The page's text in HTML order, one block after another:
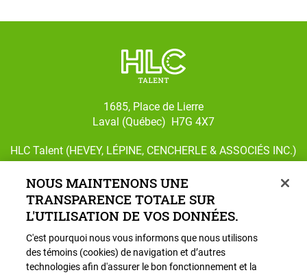
1685, Place de Lierre
Laval (Québec) H7G 4X7
HLC Talent (HEVEY, LÉPINE, CENCHERLE & ASSOCIÉS INC.)
# AP-2303488
Suivez-nous sur Facebook
Suivez-nous sur Instagram
NOUS MAINTENONS UNE
TRANSPARENCE TOTALE SUR
L'UTILISATION DE VOS DONNÉES.
C'est pourquoi nous vous informons que nous utilisons
des témoins (cookies) de navigation et d’autres
technologies afin d'assurer le bon fonctionnement et la